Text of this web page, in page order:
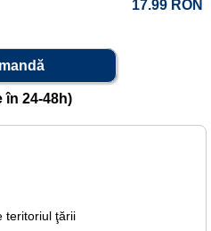
17.99 RON
în 24-48h)
teritoriul ţării